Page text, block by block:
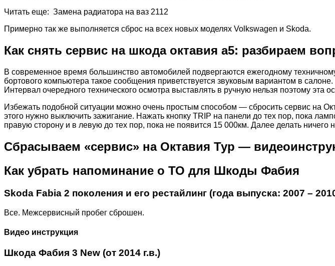
Читать еще: Замена радиатора на ваз 2112
Примерно так же выполняется сброс на всех новых моделях Volkswagen и Skoda.
Как снять сервис на шкода октавия а5: разбираем
В современное время большинство автомобилей подвергаются ежегодному
бортового компьютера такое сообщения приветствуется звуковым вариантом в
Интервал очередного технического осмотра выставлять в ручную нельзя поэтому
Избежать подобной ситуации можно очень простым способом — сбросить сервис на
этого нужно выключить зажигание. Нажать кнопку TRIP на панели до тех пор, пока
правую сторону и в левую до тех пор, пока не появится 15 000км. Далее делать ничего
Сбрасываем «сервис» на Октавия Тур —
Как убрать напоминание о ТО для Шкоды Фабия
Skoda Fabia 2 поколения и его рестайлинг (года выпуска: 2007 –
Все. Межсервисный пробег сброшен.
Видео инструкция
Шкода Фабия 3 New (от 2014 г.в.)